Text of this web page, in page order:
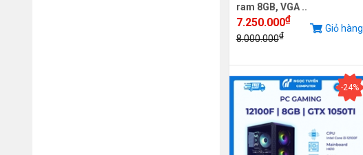
ram 8GB, VGA ..
7.250.000₫
8.000.000₫
Giỏ hàng
-24%